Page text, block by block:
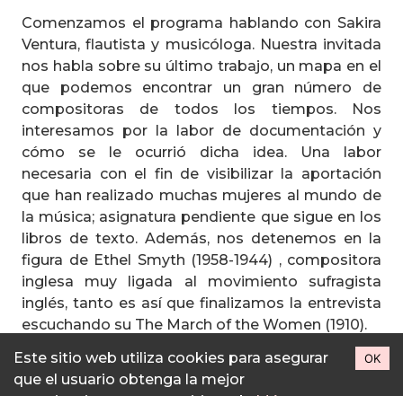
Comenzamos el programa hablando con Sakira
Ventura, flautista y musicóloga. Nuestra invitada
nos habla sobre su último trabajo, un mapa en el
que podemos encontrar un gran número de
compositoras de todos los tiempos. Nos
interesamos por la labor de documentación y
cómo se le ocurrió dicha idea. Una labor
necesaria con el fin de visibilizar la aportación
que han realizado muchas mujeres al mundo de
la música; asignatura pendiente que sigue en los
libros de texto. Además, nos detenemos en la
figura de Ethel Smyth (1958-1944) , compositora
inglesa muy ligada al movimiento sufragista
inglés, tanto es así que finalizamos la entrevista
escuchando su The March of the Women (1910).
Leer más...
Este sitio web utiliza cookies para asegurar
que el usuario obtenga la mejor
OK